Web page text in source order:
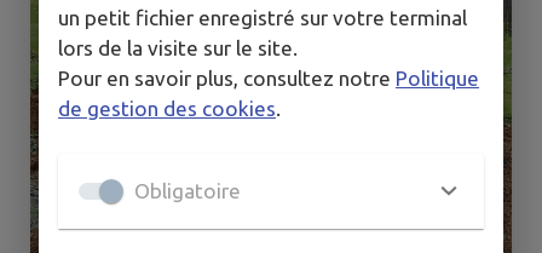
un petit fichier enregistré sur votre terminal
lors de la visite sur le site.
Pour en savoir plus, consultez notre Politique
de gestion des cookies
Obligatoire